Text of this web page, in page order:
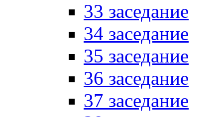
33 заседание
34 заседание
35 заседание
36 заседание
37 заседание